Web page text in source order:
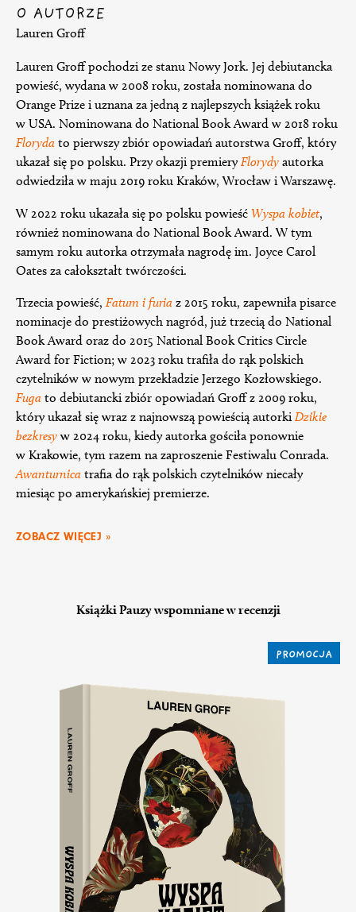
O AUTORZE
Lauren Groff
Lauren Groff pochodzi ze stanu Nowy Jork. Jej debiutancka
powieść, wydana w 2008 roku, została nominowana do
Orange Prize i uznana za jedną z najlepszych książek roku
w USA. Nominowana do National Book Award w 2018 roku
Floryda to pierwszy zbiór opowiadań autorstwa Groff, który
ukazał się po polsku. Przy okazji premieryFlorydy autorka
odwiedziła w maju 2019 roku Kraków, Wrocław i Warszawę.
W 2022 roku ukazała się po polsku powieść Wyspa kobiet,
również nominowana do National Book Award. W tym
samym roku autorka otrzymała nagrodę im. Joyce Carol
Oates za całokształt twórczości.
Trzecia powieść, Fatum i furia z 2015 roku, zapewniła pisarce
nominacje do prestiżowych nagród, już trzecią do National
Book Award oraz do 2015 National Book Critics Circle
Award for Fiction; w 2023 roku trafiła do rąk polskich
czytelników w nowym przekładzie Jerzego Kozłowskiego.
Fuga to debiutancki zbiór opowiadań Groff z 2009 roku,
który ukazał się wraz z najnowszą powieścią autorkiDzikie
bezkresy w 2024 roku, kiedy autorka gościła ponownie
w Krakowie, tym razem na zaproszenie Festiwalu Conrada.
Awanturnica trafia do rąk polskich czytelników niecały
miesiąc po amerykańskiej premierze.
ZOBACZ WIĘCEJ »
Książki Pauzy wspomniane w recenzji
PROMOCJA